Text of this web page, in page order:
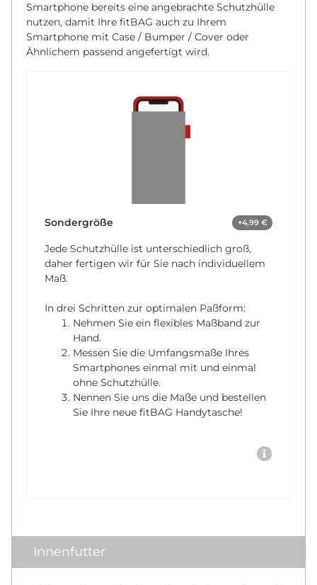
Smartphone bereits eine angebrachte Schutzhülle
nutzen, damit Ihre fitBAG auch zu Ihrem
Smartphone mit Case / Bumper / Cover oder
Ähnlichem passend angefertigt wird.
Sondergröße +4,99 €
Jede Schutzhülle ist unterschiedlich groß,
daher fertigen wir für Sie nach individuellem
Maß.
In drei Schritten zur optimalen Paßform:
Nehmen Sie ein flexibles Maßband zur
Hand.
Messen Sie die Umfangsmaße Ihres
Smartphones einmal mit und einmal
ohne Schutzhülle.
Nennen Sie uns die Maße und bestellen
Sie Ihre neue fitBAG Handytasche!
Innenfutter